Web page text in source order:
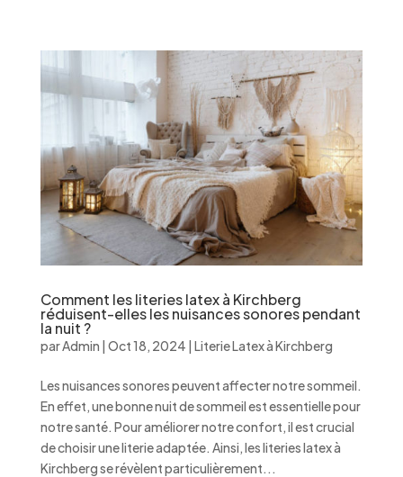
Comment les literies latex à Kirchberg
réduisent-elles les nuisances sonores pendant
la nuit ?
parAdmin | Oct 18, 2024 | Literie Latex à Kirchberg
Les nuisances sonores peuvent affecter notre sommeil.
En effet, une bonne nuit de sommeil est essentielle pour
notre santé. Pour améliorer notre confort, il est crucial
de choisir une literie adaptée. Ainsi, les literies latex à
Kirchberg se révèlent particulièrement...